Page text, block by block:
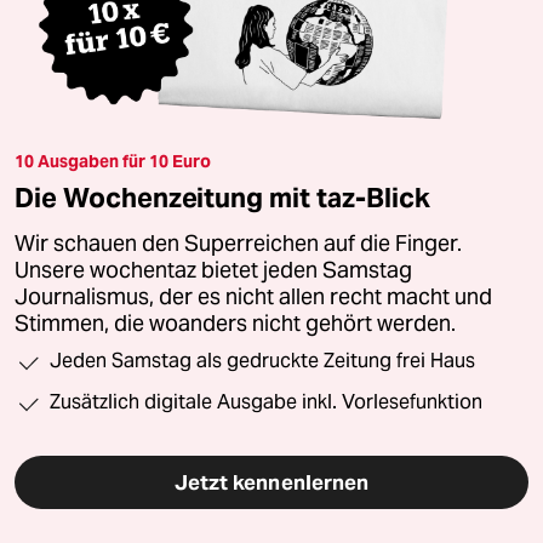
10 Ausgaben für 10 Euro
Die Wochenzeitung mit taz-Blick
Wir schauen den Superreichen auf die Finger.
Unsere wochentaz bietet jeden Samstag
Journalismus, der es nicht allen recht macht und
Stimmen, die woanders nicht gehört werden.
Jeden Samstag als gedruckte Zeitung frei Haus
Zusätzlich digitale Ausgabe inkl. Vorlesefunktion
Jetzt kennenlernen